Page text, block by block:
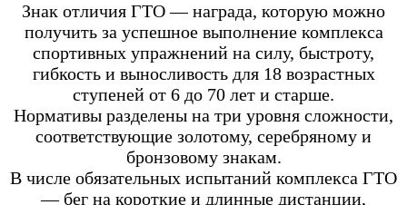
Знак отличия ГТО — награда, которую можно
получить за успешное выполнение комплекса
спортивных упражнений на силу, быстроту,
гибкость и выносливость для 18 возрастных
ступеней от 6 до 70 лет и старше.
Нормативы разделены на три уровня сложности,
соответствующие золотому, серебряному и
бронзовому знакам.
В числе обязательных испытаний комплекса ГТО
— бег на короткие и длинные дистанции,